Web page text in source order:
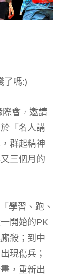
了嗎:)
際會，邀請
「名人講
群起精神
三個月的
學習、跑、
開始的PK
殺；到中
現傷兵；
，重新出